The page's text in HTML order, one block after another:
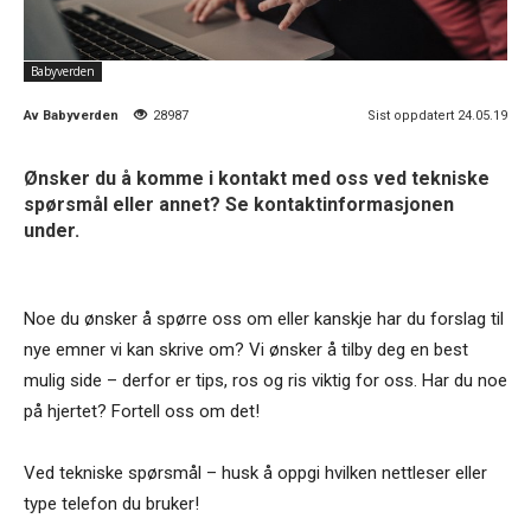
Babyverden
Av Babyverden 28987 Sist oppdatert 24.05.19
Ønsker du å komme i kontakt med oss ved tekniske
spørsmål eller annet? Se kontaktinformasjonen
under.
Noe du ønsker å spørre oss om eller kanskje har du forslag til
nye emner vi kan skrive om? Vi ønsker å tilby deg en best
mulig side – derfor er tips, ros og ris viktig for oss. Har du noe
på hjertet? Fortell oss om det!
Ved tekniske spørsmål – husk å oppgi hvilken nettleser eller
type telefon du bruker!